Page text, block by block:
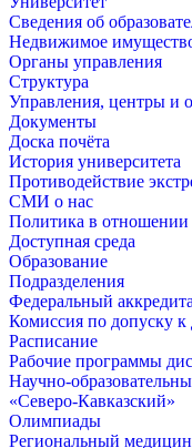
Сведения об
Недвижимое
Органы управления
Структура
Управления, центры и
Документы
Доска почёта
История университета
Противодействие
СМИ о нас
Политика в отношении
Доступная среда
Образование
Подразделения
Федеральный
Комиссия по допуску
Расписание
Рабочие программы
Научно-
«Северо-Кавказский»
Олимпиады
Региональный